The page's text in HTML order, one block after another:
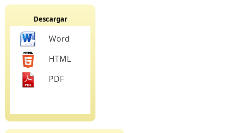
Descargar
Word
HTML
PDF